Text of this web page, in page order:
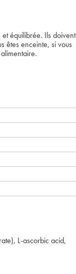
équilibrée. Ils doivent
êtes enceinte, si vous
L-ascorbic acid,